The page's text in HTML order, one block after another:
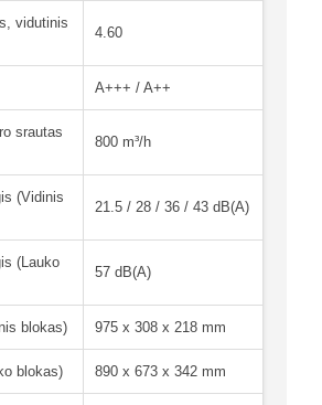
vidutinis
4.60
A+++ / A++
srautas
800 m³/h
(Vidinis
21.5 / 28 / 36 / 43 dB(A)
(Lauko
57 dB(A)
blokas) 975 x 308 x 218 mm
blokas) 890 x 673 x 342 mm